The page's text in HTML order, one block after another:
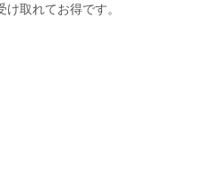
取れてお得です。